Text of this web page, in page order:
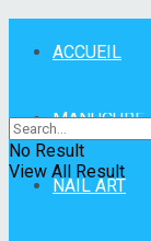
ACCUEIL
MANUCURE
NAIL ART
No Result
View All Result